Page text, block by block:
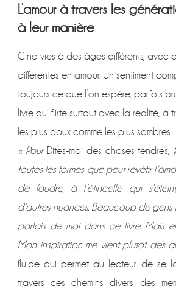
L’amour à travers les
à leur manière
Cinq vies à des âges différents, avec
différentes en amour. Un sentiment
toujours ce que l’on espère, parfois
livre qui flirte surtout avec la réalité, à
les plus doux comme les plus sombres.
« Pour Dites-moi des choses tendres,
toutes les formes que peut revêtir
de foudre, à l’étincelle qui
d’autres nuances. Beaucoup de gens
parlais de moi dans ce livre. Mais
Mon inspiration me vient plutôt des
fluide qui permet au lecteur de se
travers ces chemins divers des